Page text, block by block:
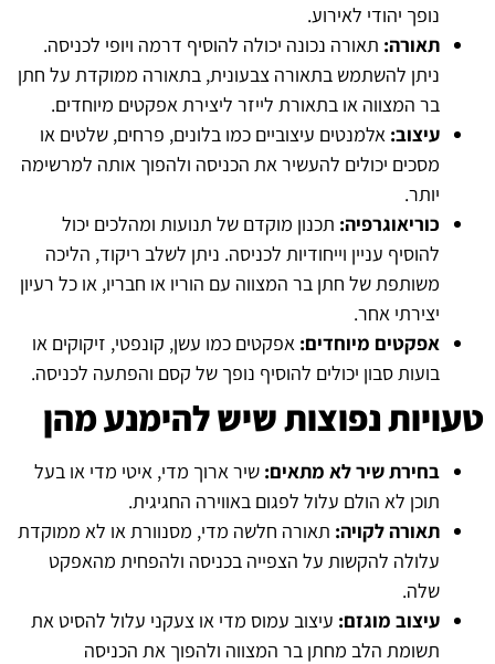
נופך יהודי לאירוע.
תאורה: תאורה נכונה יכולה להוסיף דרמה ויופי לכניסה.
ניתן להשתמש בתאורה צבעונית, בתאורה ממוקדת על חתן
בר המצווה או בתאורת לייזר ליצירת אפקטים מיוחדים.
עיצוב: אלמנטים עיצוביים כמו בלונים, פרחים, שלטים או
מסכים יכולים להעשיר את הכניסה ולהפוך אותה למרשימה
יותר.
כוריאוגרפיה: תכנון מוקדם של תנועות ומהלכים יכול
להוסיף עניין וייחודיות לכניסה. ניתן לשלב ריקוד, הליכה
משותפת של חתן בר המצווה עם הוריו או חבריו, או כל רעיון
יצירתי אחר.
אפקטים מיוחדים: אפקטים כמו עשן, קונפטי, זיקוקים או
בועות סבון יכולים להוסיף נופך של קסם והפתעה לכניסה.
טעויות נפוצות שיש להימנע מהן
בחירת שיר לא מתאים: שיר ארוך מדי, איטי מדי או בעל
תוכן לא הולם עלול לפגום באווירה החגיגית.
תאורה לקויה: תאורה חלשה מדי, מסנוורת או לא ממוקדת
עלולה להקשות על הצפייה בכניסה ולהפחית מהאפקט
שלה.
עיצוב מוגזם: עיצוב עמוס מדי או צעקני עלול להסיט את
תשומת הלב מחתן בר המצווה ולהפוך את הכניסה